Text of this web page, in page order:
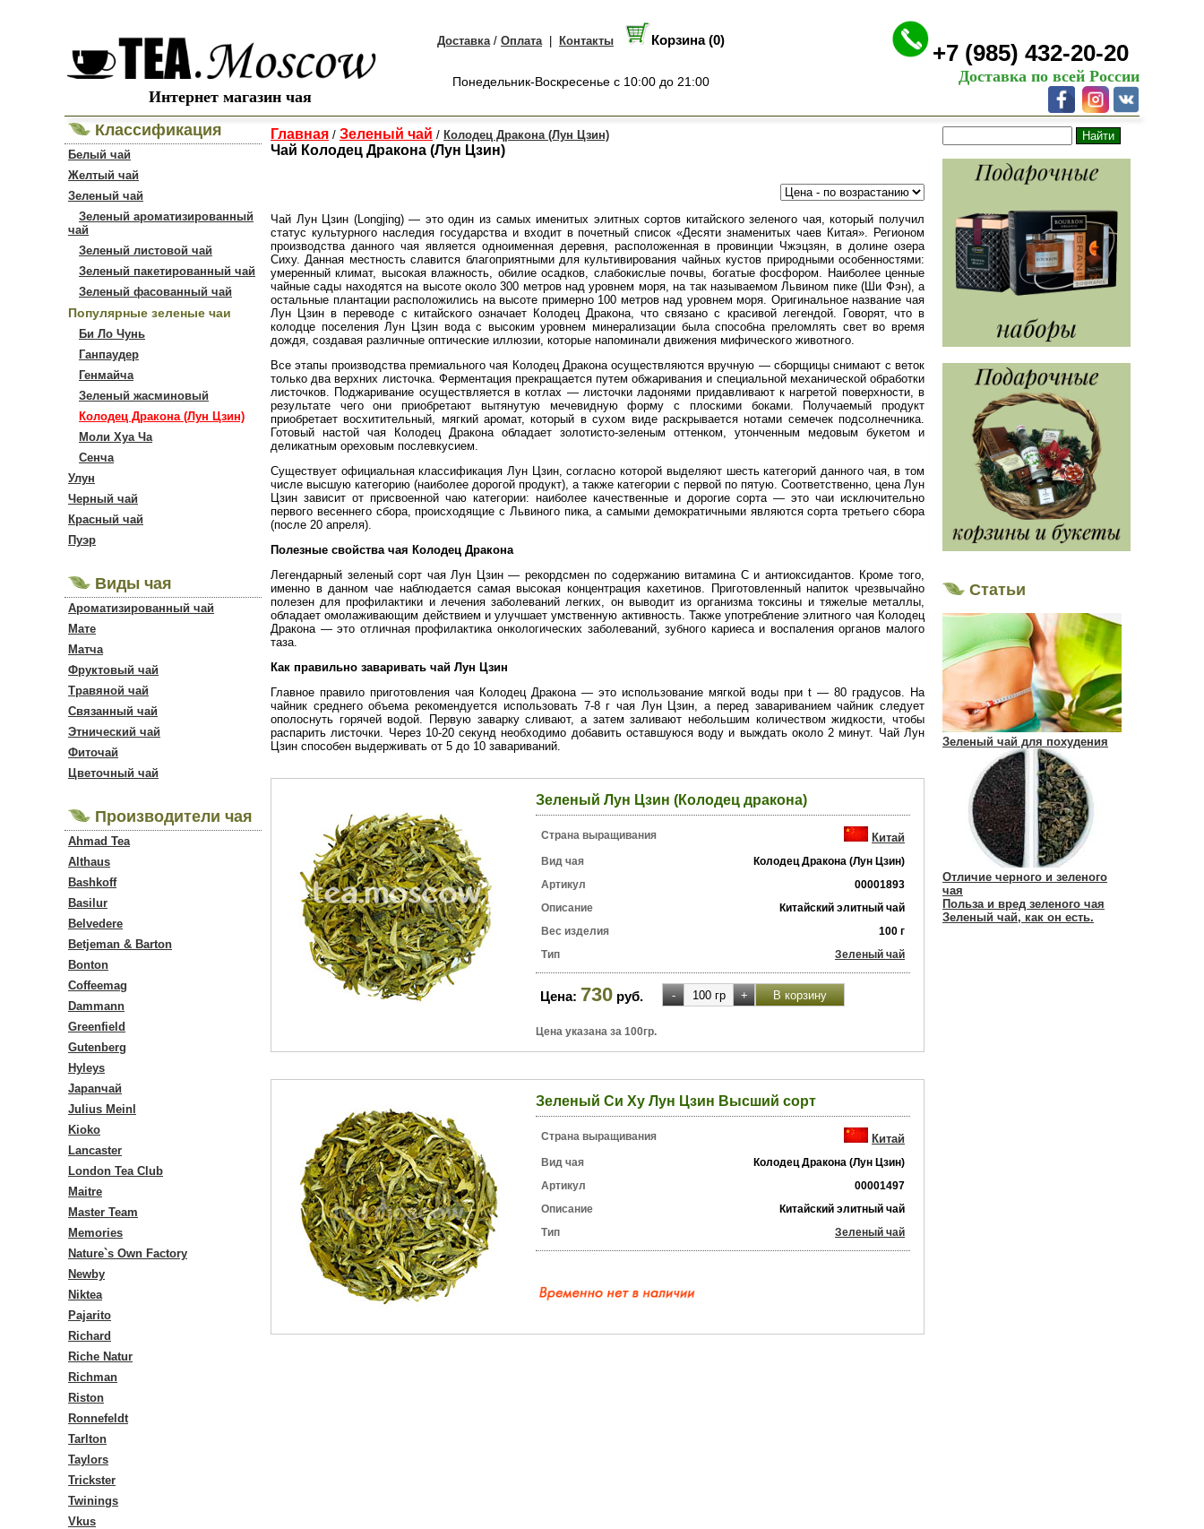
Интернет магазин чая
Доставка/ Оплата| Контакты Корзина (0)
Понедельник-Воскресенье с 10:00 до 21:00
+7 (985) 432-20-20
Доставка по всей России
Классификация
Белый чай
Желтый чай
Зеленый чай
Зеленый ароматизированный
чай
Зеленый листовой чай
Зеленый пакетированный чай
Зеленый фасованный чай
Популярные зеленые чаи
Би Ло Чунь
Ганпаудер
Генмайча
Зеленый жасминовый
Колодец Дракона (Лун Цзин)
Моли Хуа Ча
Сенча
Улун
Черный чай
Красный чай
Пуэр
Виды чая
Ароматизированный чай
Мате
Матча
Фруктовый чай
Травяной чай
Связанный чай
Этнический чай
Фиточай
Цветочный чай
Производители чая
Ahmad Tea
Althaus
Bashkoff
Basilur
Belvedere
Betjeman & Barton
Bonton
Coffeemag
Dammann
Greenfield
Gutenberg
Hyleys
Japanчай
Julius Meinl
Kioko
Lancaster
London Tea Club
Maitre
Master Team
Memories
Nature`s Own Factory
Newby
Niktea
Pajarito
Richard
Riche Natur
Richman
Riston
Ronnefeldt
Tarlton
Taylors
Trickster
Twinings
Vkus
Главная / Зеленый чай / Колодец Дракона (Лун Цзин)
Чай Колодец Дракона (Лун Цзин)
Чай Лун Цзин (Longjing) — это один из самых именитых элитных сортов китайского зеленого чая, который получил
статус культурного наследия государства и входит в почетный список «Десяти знаменитых чаев Китая». Регионом
производства данного чая является одноименная деревня, расположенная в провинции Чжэцзян, в долине озера
Сиху. Данная местность славится благоприятными для культивирования чайных кустов природными особенностями:
умеренный климат, высокая влажность, обилие осадков, слабокислые почвы, богатые фосфором. Наиболее ценные
чайные сады находятся на высоте около 300 метров над уровнем моря, на так называемом Львином пике (Ши Фэн), а
остальные плантации расположились на высоте примерно 100 метров над уровнем моря. Оригинальное название чая
Лун Цзин в переводе с китайского означает Колодец Дракона, что связано с красивой легендой. Говорят, что в
колодце поселения Лун Цзин вода с высоким уровнем минерализации была способна преломлять свет во время
дождя, создавая различные оптические иллюзии, которые напоминали движения мифического животного.
Все этапы производства премиального чая Колодец Дракона осуществляются вручную — сборщицы снимают с веток
только два верхних листочка. Ферментация прекращается путем обжаривания и специальной механической обработки
листочков. Поджаривание осуществляется в котлах — листочки ладонями придавливают к нагретой поверхности, в
результате чего они приобретают вытянутую мечевидную форму с плоскими боками. Получаемый продукт
приобретает восхитительный, мягкий аромат, который в сухом виде раскрывается нотами семечек подсолнечника.
Готовый настой чая Колодец Дракона обладает золотисто-зеленым оттенком, утонченным медовым букетом и
деликатным ореховым послевкусием.
Существует официальная классификация Лун Цзин, согласно которой выделяют шесть категорий данного чая, в том
числе высшую категорию (наиболее дорогой продукт), а также категории с первой по пятую. Соответственно, цена Лун
Цзин зависит от присвоенной чаю категории: наиболее качественные и дорогие сорта — это чаи исключительно
первого весеннего сбора, происходящие с Львиного пика, а самыми демократичными являются сорта третьего сбора
(после 20 апреля).
Полезные свойства чая Колодец Дракона
Легендарный зеленый сорт чая Лун Цзин — рекордсмен по содержанию витамина С и антиоксидантов. Кроме того,
именно в данном чае наблюдается самая высокая концентрация кахетинов. Приготовленный напиток чрезвычайно
полезен для профилактики и лечения заболеваний легких, он выводит из организма токсины и тяжелые металлы,
обладает омолаживающим действием и улучшает умственную активность. Также употребление элитного чая Колодец
Дракона — это отличная профилактика онкологических заболеваний, зубного кариеса и воспаления органов малого
таза.
Как правильно заваривать чай Лун Цзин
Главное правило приготовления чая Колодец Дракона — это использование мягкой воды при t — 80 градусов. На
чайник среднего объема рекомендуется использовать 7-8 г чая Лун Цзин, а перед завариванием чайник следует
ополоснуть горячей водой. Первую заварку сливают, а затем заливают небольшим количеством жидкости, чтобы
распарить листочки. Через 10-20 секунд необходимо добавить оставшуюся воду и выждать около 2 минут. Чай Лун
Цзин способен выдерживать от 5 до 10 завариваний.
Зеленый Лун Цзин (Колодец дракона)
Страна выращивания Китай
Вид чая
Колодец Дракона (Лун Цзин)
Артикул
00001893
Описание
Китайский элитный чай
Вес изделия
100 г
Тип
Зеленый чай
Цена: 730 руб.
Цена указана за 100гр.
Зеленый Си Ху Лун Цзин Высший сорт
Страна выращивания Китай
Вид чая
Колодец Дракона (Лун Цзин)
Артикул
00001497
Описание
Китайский элитный чай
Тип
Зеленый чай
Статьи
Зеленый чай для похудения
Отличие черного и зеленого
чая
Польза и вред зеленого чая
Зеленый чай, как он есть.